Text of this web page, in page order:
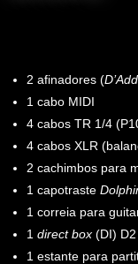
2 afinadores (
1 cabo MIDI
4 cabos TR 1/4
4 cabos XLR
2 cachimbos para
1 capotraste
1 correia para
1 direct box (DI) D2
1 estante para